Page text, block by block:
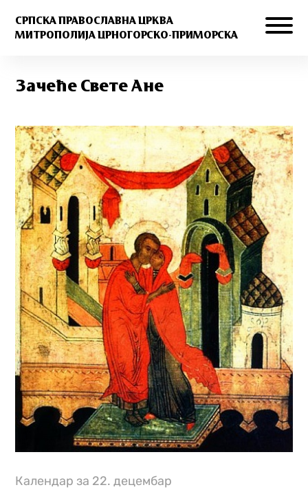
СРПСКА ПРАВОСЛАВНА ЦРКВА
МИТРОПОЛИЈА ЦРНОГОРСКО-ПРИМОРСКА
Зачеће Свете Ане
Календар за 22. децембар